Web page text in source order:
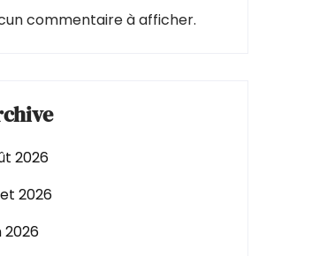
commentaire à afficher.
2026
2026
2026